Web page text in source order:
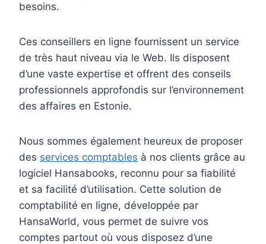
besoins.
Ces conseillers en ligne fournissent un service
de très haut niveau via le Web. Ils disposent
d’une vaste expertise et offrent des conseils
professionnels approfondis sur l’environnement
des affaires en Estonie.
Nous sommes également heureux de proposer
des services comptables à nos clients grâce au
logiciel Hansabooks, reconnu pour sa fiabilité
et sa facilité d’utilisation. Cette solution de
comptabilité en ligne, développée par
HansaWorld, vous permet de suivre vos
comptes partout où vous disposez d’une